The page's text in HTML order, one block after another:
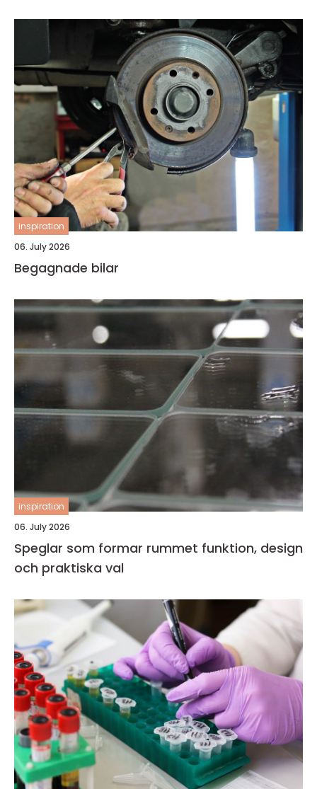
inspiration
06. July 2026
Begagnade bilar
inspiration
06. July 2026
Speglar som formar rummet funktion, design
och praktiska val